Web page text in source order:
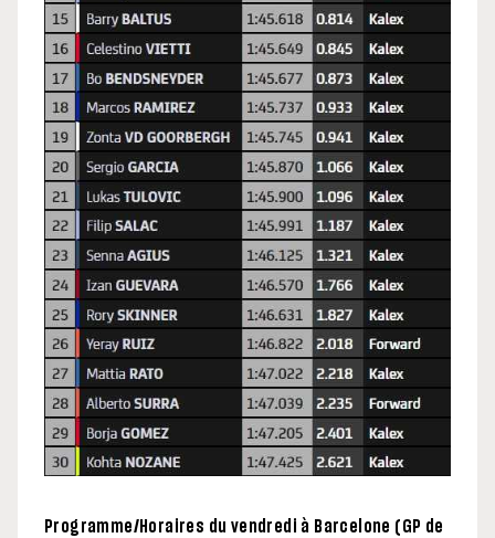
Programme/Horaires du vendredi à Barcelone (GP de